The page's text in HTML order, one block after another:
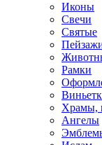
Иконы
Свечи
Святые
Рамки
Храмы,
Ангелы